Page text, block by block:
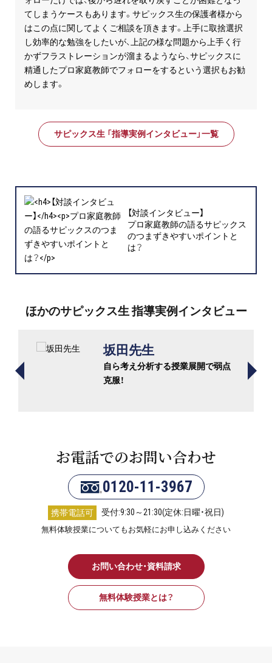
てしまうケースもあります。 サピックス生の保護者様から
はこの点に関してよくご相談を頂きます。上手に取捨選択
し効率的な勉強をしたいが、上記の様な問題から上手く行
かずフラストレーションが溜まるようなら、サピックスに
精通したプロ家庭教師でフォローをするという選択もお勧
めします。
サピックス生 「指導実例インタビュー」一覧
【対談インタビュー】
プロ家庭教師の語るサピックス
のつまずきやすいポイントと
は？
ほかのサピックス生 指導実例インタビュー
坂田先生
自ら考え分析する授業展開で弱点
克服！
お電話でのお問い合わせ
0120-11-3967
携帯電話可 受付:9:30～21:30(定休:日曜・祝日)
無料体験授業についてもお気軽にお申し込みください
お問い合わせ・資料請求
無料体験授業とは？